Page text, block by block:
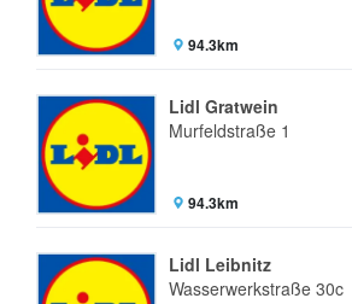
94.3km
Lidl Gratwein
Murfeldstraße 1
94.3km
Lidl Leibnitz
Wasserwerkstraße 30c